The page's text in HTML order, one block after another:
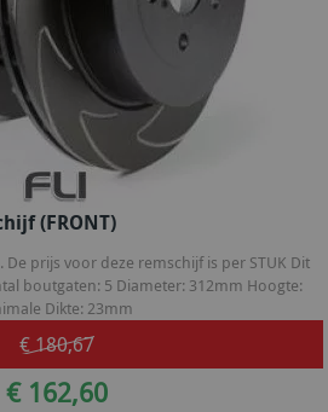
(FRONT)
De prijs voor deze remschijf is per STUK Dit
boutgaten: 5 Diameter: 312mm Hoogte:
Dikte: 23mm
€ 180,67
€ 162,60